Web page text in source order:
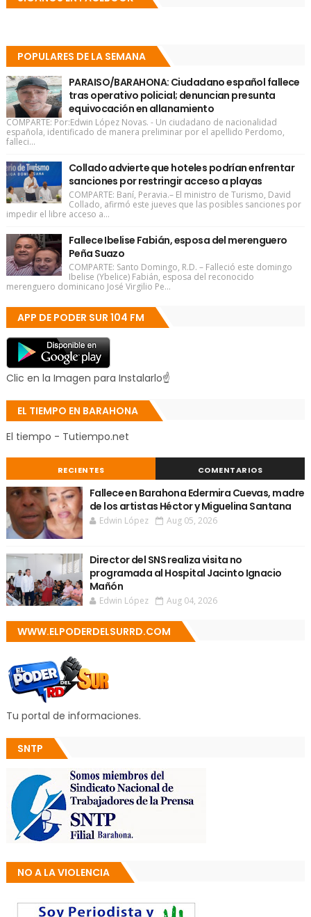
POPULARES DE LA SEMANA
PARAISO/BARAHONA: Ciudadano español fallece
tras operativo policial; denuncian presunta
equivocación en allanamiento
COMPARTE: Por:Edwin López Novas. - Un ciudadano de nacionalidad
española, identificado de manera preliminar por el apellido Perdomo,
falleci...
Collado advierte que hoteles podrían enfrentar
sanciones por restringir acceso a playas
COMPARTE: Baní, Peravia.– El ministro de Turismo, David
Collado, afirmó este jueves que las posibles sanciones por
impedir el libre acceso a...
Fallece Ibelise Fabián, esposa del merenguero
Peña Suazo
COMPARTE: Santo Domingo, R.D. – Falleció este domingo
Ibelise (Ybelice) Fabián, esposa del reconocido
merenguero dominicano José Virgilio Pe...
APP DE PODER SUR 104 FM
Clic en la Imagen para Instalarlo☝
EL TIEMPO EN BARAHONA
El tiempo - Tutiempo.net
RECIENTES COMENTARIOS
Fallece en Barahona Edermira Cuevas, madre
de los artistas Héctor y Miguelina Santana
Edwin López Aug 05, 2026
Director del SNS realiza visita no
programada al Hospital Jacinto Ignacio
Mañón
Edwin López Aug 04, 2026
WWW.ELPODERDELSURRD.COM
Tu portal de informaciones.
SNTP
NO A LA VIOLENCIA